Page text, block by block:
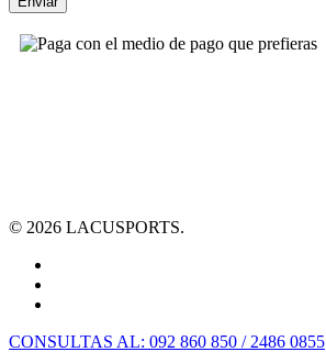
© 2026 LACUSPORTS.
CONSULTAS AL: 092 860 850 / 2486 0855